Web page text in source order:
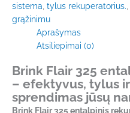
sistema tylus rekuperatorius.
grąžinimu
Aprašymas
Atsiliepimai (0)
Brink Flair 325
– efektyvus, tylus
sprendimas jūsų
Brink Flair 325 entalpinis